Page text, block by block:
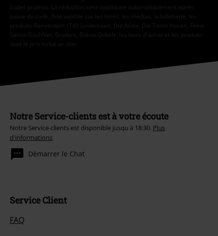
* Valable 4 semaines. En ligne seulement. Non cumulable avec d'autres
codes promos. La réduction sera appliquée automatiquement après
saisie du code. Non valable sur les livres, les médias, la billetterie, les
produits Rammstein, (Till) Lindemann, Die Ärzte, Die Toten Hosen, Feine
Sahne Fischfilet, Broilers, Böhse Onkelz, les bons d'achat et les produits
dont le prix inclut un don.
Notre Service-clients est à votre écoute
Notre Service-clients est disponible jusqu à 18:30. Plus
d'informations
Démarrer le Chat
Service Client
FAQ